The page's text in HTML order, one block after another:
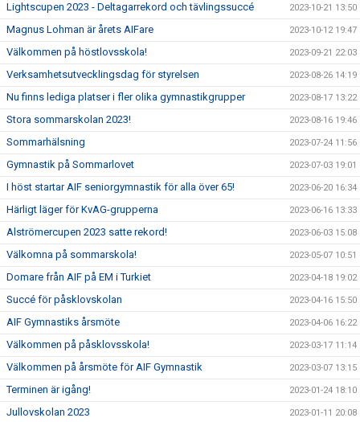
Lightscupen 2023 - Deltagarrekord och tävlingssuccé 2023-10-21 13:50
Magnus Lohman är årets AIFare 2023-10-12 19:47
Välkommen på höstlovsskola! 2023-09-21 22:03
Verksamhetsutvecklingsdag för styrelsen 2023-08-26 14:19
Nu finns lediga platser i fler olika gymnastikgrupper 2023-08-17 13:22
Stora sommarskolan 2023! 2023-08-16 19:46
Sommarhälsning 2023-07-24 11:56
Gymnastik på Sommarlovet 2023-07-03 19:01
I höst startar AIF seniorgymnastik för alla över 65! 2023-06-20 16:34
Härligt läger för KvAG-grupperna 2023-06-16 13:33
Alströmercupen 2023 satte rekord! 2023-06-03 15:08
Välkomna på sommarskola! 2023-05-07 10:51
Domare från AIF på EM i Turkiet 2023-04-18 19:02
Succé för påsklovskolan 2023-04-16 15:50
AIF Gymnastiks årsmöte 2023-04-06 16:22
Välkommen på påsklovsskola! 2023-03-17 11:14
Välkommen på årsmöte för AIF Gymnastik 2023-03-07 13:15
Terminen är igång! 2023-01-24 18:10
Jullovskolan 2023 2023-01-11 20:08